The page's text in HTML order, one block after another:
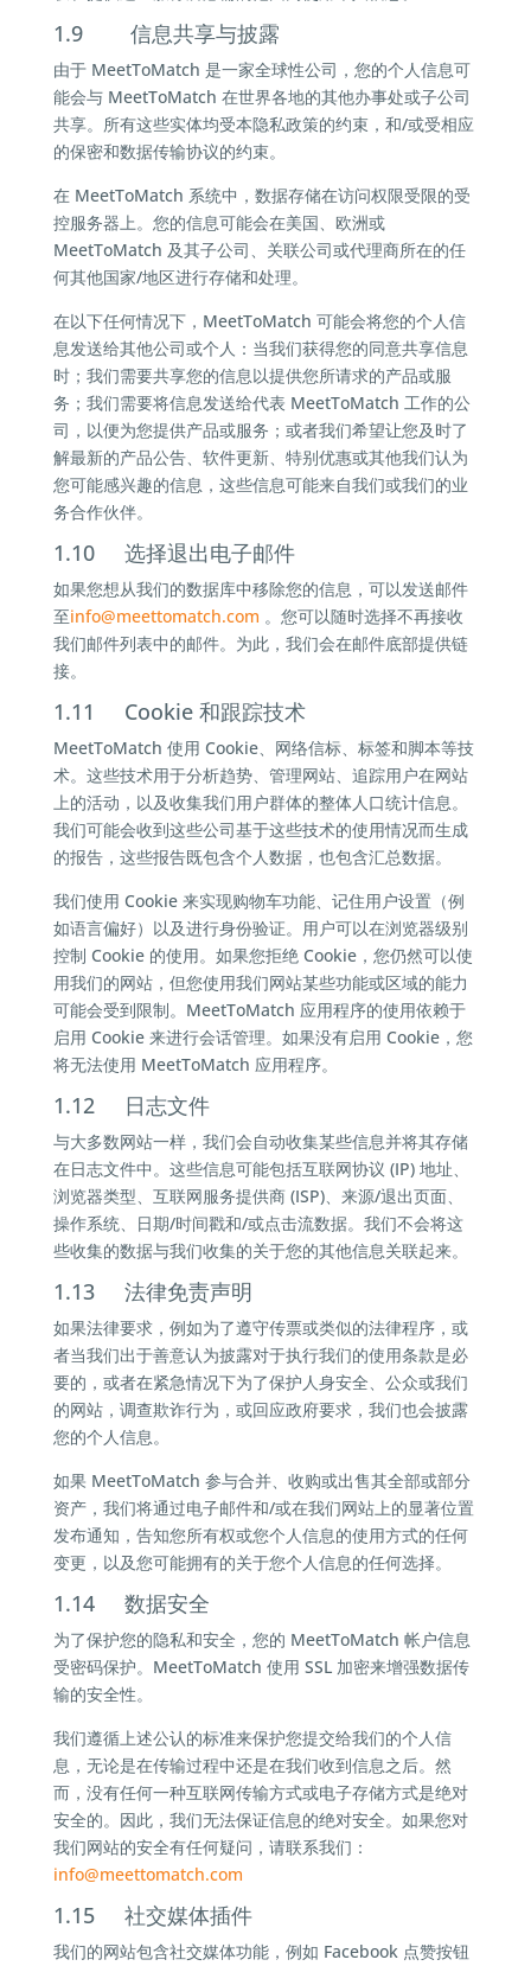
1.9 信息共享与披露
由于 MeetToMatch 是一家全球性公司，您的个人信息可
能会与 MeetToMatch 在世界各地的其他办事处或子公司
共享。所有这些实体均受本隐私政策的约束，和/或受相应
的保密和数据传输协议的约束。
在 MeetToMatch 系统中，数据存储在访问权限受限的受
控服务器上。您的信息可能会在美国、欧洲或
MeetToMatch 及其子公司、关联公司或代理商所在的任
何其他国家/地区进行存储和处理。
在以下任何情况下，MeetToMatch 可能会将您的个人信
息发送给其他公司或个人：当我们获得您的同意共享信息
时；我们需要共享您的信息以提供您所请求的产品或服
务；我们需要将信息发送给代表 MeetToMatch 工作的公
司，以便为您提供产品或服务；或者我们希望让您及时了
解最新的产品公告、软件更新、特别优惠或其他我们认为
您可能感兴趣的信息，这些信息可能来自我们或我们的业
务合作伙伴。
1.10 选择退出电子邮件
如果您想从我们的数据库中移除您的信息，可以发送邮件
至info@meettomatch.com 。您可以随时选择不再接收
我们邮件列表中的邮件。为此，我们会在邮件底部提供链
接。
1.11 Cookie 和跟踪技术
MeetToMatch 使用 Cookie、网络信标、标签和脚本等技
术。这些技术用于分析趋势、管理网站、追踪用户在网站
上的活动，以及收集我们用户群体的整体人口统计信息。
我们可能会收到这些公司基于这些技术的使用情况而生成
的报告，这些报告既包含个人数据，也包含汇总数据。
我们使用 Cookie 来实现购物车功能、记住用户设置（例
如语言偏好）以及进行身份验证。用户可以在浏览器级别
控制 Cookie 的使用。如果您拒绝 Cookie，您仍然可以使
用我们的网站，但您使用我们网站某些功能或区域的能力
可能会受到限制。MeetToMatch 应用程序的使用依赖于
启用 Cookie 来进行会话管理。如果没有启用 Cookie，您
将无法使用 MeetToMatch 应用程序。
1.12 日志文件
与大多数网站一样，我们会自动收集某些信息并将其存储
在日志文件中。这些信息可能包括互联网协议 (IP) 地址、
浏览器类型、互联网服务提供商 (ISP)、来源/退出页面、
操作系统、日期/时间戳和/或点击流数据。我们不会将这
些收集的数据与我们收集的关于您的其他信息关联起来。
1.13 法律免责声明
如果法律要求，例如为了遵守传票或类似的法律程序，或
者当我们出于善意认为披露对于执行我们的使用条款是必
要的，或者在紧急情况下为了保护人身安全、公众或我们
的网站，调查欺诈行为，或回应政府要求，我们也会披露
您的个人信息。
如果 MeetToMatch 参与合并、收购或出售其全部或部分
资产，我们将通过电子邮件和/或在我们网站上的显著位置
发布通知，告知您所有权或您个人信息的使用方式的任何
变更，以及您可能拥有的关于您个人信息的任何选择。
1.14 数据安全
为了保护您的隐私和安全，您的 MeetToMatch 帐户信息
受密码保护。MeetToMatch 使用 SSL 加密来增强数据传
输的安全性。
我们遵循上述公认的标准来保护您提交给我们的个人信
息，无论是在传输过程中还是在我们收到信息之后。然
而，没有任何一种互联网传输方式或电子存储方式是绝对
安全的。因此，我们无法保证信息的绝对安全。如果您对
我们网站的安全有任何疑问，请联系我们：
info@meettomatch.com
1.15 社交媒体插件
我们的网站包含社交媒体功能，例如 Facebook 点赞按钮